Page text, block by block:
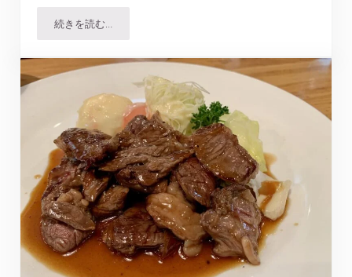
続きを読む…北極星 京都ポルタ店で食べたビーフカレーオムライスが